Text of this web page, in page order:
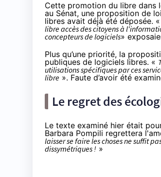
Cette promotion du libre dans
au Sénat, une proposition de loi
libres avait déjà été déposée. «
libre accès des citoyens à
concepteurs de logiciels»
Plus qu’une priorité, la
publiques de logiciels libres. «
utilisations spécifiques par ces
libre ». Faute d’avoir été
Le regret des
Le texte examiné hier était
Barbara Pompili regrettera
laisser se faire les choses ne suffit
dissymétriques ! »